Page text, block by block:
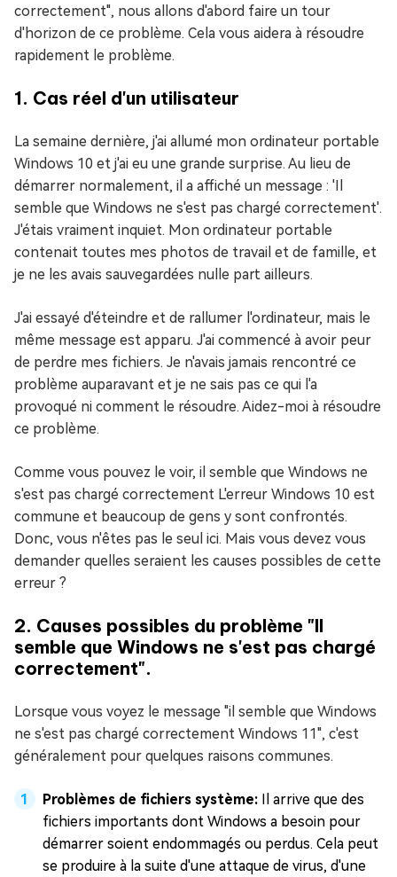
correctement", nous allons d'abord faire un tour
d'horizon de ce problème. Cela vous aidera à résoudre
rapidement le problème.
1. Cas réel d'un utilisateur
La semaine dernière, j'ai allumé mon ordinateur portable
Windows 10 et j'ai eu une grande surprise. Au lieu de
démarrer normalement, il a affiché un message : 'Il
semble que Windows ne s'est pas chargé correctement'.
J'étais vraiment inquiet. Mon ordinateur portable
contenait toutes mes photos de travail et de famille, et
je ne les avais sauvegardées nulle part ailleurs.
J'ai essayé d'éteindre et de rallumer l'ordinateur, mais le
même message est apparu. J'ai commencé à avoir peur
de perdre mes fichiers. Je n'avais jamais rencontré ce
problème auparavant et je ne sais pas ce qui l'a
provoqué ni comment le résoudre. Aidez-moi à résoudre
ce problème.
Comme vous pouvez le voir, il semble que Windows ne
s'est pas chargé correctement L'erreur Windows 10 est
commune et beaucoup de gens y sont confrontés.
Donc, vous n'êtes pas le seul ici. Mais vous devez vous
demander quelles seraient les causes possibles de cette
erreur ?
2. Causes possibles du problème "Il
semble que Windows ne s'est pas chargé
correctement".
Lorsque vous voyez le message "il semble que Windows
ne s'est pas chargé correctement Windows 11", c'est
généralement pour quelques raisons communes.
Problèmes de fichiers système: Il arrive que des
fichiers importants dont Windows a besoin pour
démarrer soient endommagés ou perdus. Cela peut
se produire à la suite d'une attaque de virus, d'une